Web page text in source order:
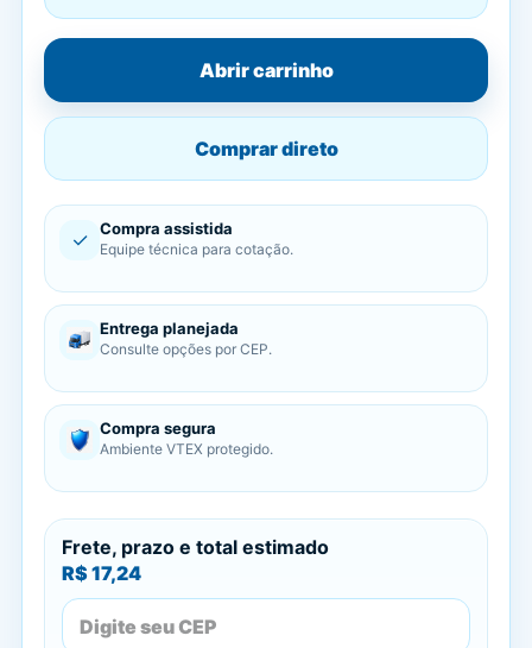
Abrir carrinho
Comprar direto
✓ Compra assistida
Equipe técnica para cotação.
Entrega planejada
Consulte opções por CEP.
Compra segura
Ambiente VTEX protegido.
Frete, prazo e total estimado
R$ 17,24